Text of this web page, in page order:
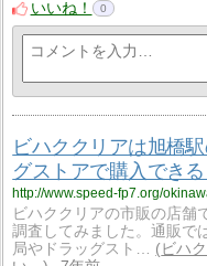
いいね！
0
ビハククリアは旭橋
グストアで購入できる
ビハククリアの市販の店舗
調査してみました。通販で
局やドラッグスト…
ビハ